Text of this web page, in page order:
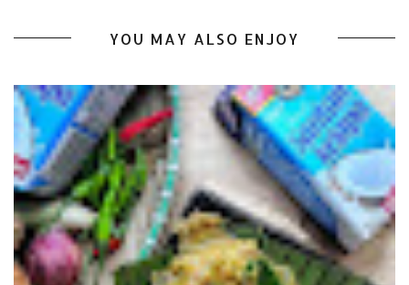
YOU MAY ALSO ENJOY